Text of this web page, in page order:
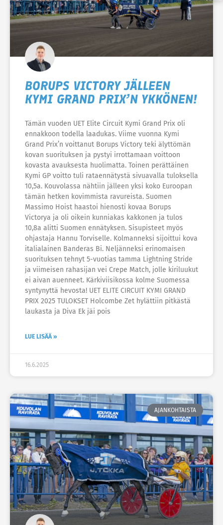
BORUPS VICTORY JÄLLEEN
KYMI GRAND PRIX’N YKKÖNEN!
Tämän vuoden UET Elite Circuit Kymi Grand Prix oli
ennakkoon todella laadukas. Viime vuonna Kymi
Grand Prix’n voittanut Borups Victory teki älyttömän
kovan suorituksen ja pystyi irrottamaan voittoon
kovasta avauksesta huolimatta. Toinen perättäinen
Kymi GP voitto tuli rataennätystä sivuavalla tuloksella
10,5a. Kouvolassa nähtiin jälleen yksi koko Euroopan
tämän hetken kovimmista ravureista. Suomen
Massimo Hoist haastoi hienosti kovaa Borups
Victorya ja oli oikein kunniakas kakkonen ja tulos
10,8a alitti Suomen ennätyksen. Sisupisteet myös
ohjastaja Hannu Torviselle. Kolmanneksi sijoittui kova
italialainen Banderas Bi. Neljänneksi erinomaisen
suorituksen tehnyt 5-vuotias tamma Lightning Stride
ja viimeisen rahasijan vei Crepe Match, jolle kiriluukut
ei aivan auenneet. Kärkiviisikossa kolme Suomessa
syntynyttä hevosta! UET ELITE CIRCUIT KYMI GRAND
PRIX 2025 TULOKSET Holcombe Zet hylättiin pitkästä
laukasta ja Diva Ek jäi pois
LUE LISÄÄ »
16.6.2025
AJANKOHTAISTA